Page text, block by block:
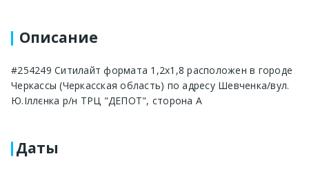
Описание
#254249 Ситилайт формата 1,2х1,8 расположен в городе
Черкассы (Черкасская область) по адресу Шевченка/вул.
Ю.Іллєнка р/н ТРЦ "ДЕПОТ", сторона A
Даты